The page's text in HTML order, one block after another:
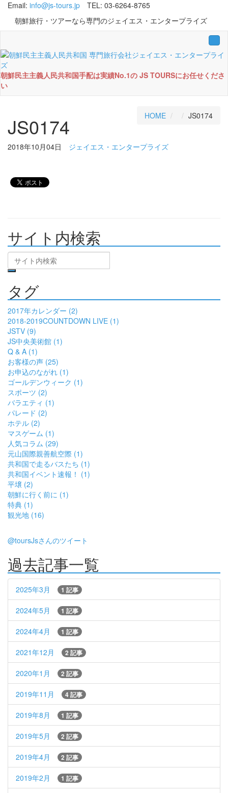
Email: info@js-tours.jp
TEL: 03-6264-8765
朝鮮旅行・ツアーなら専門のジェイエス・エンタープライズ
朝鮮民主主義人民共和国手配は実績No.1の JS TOURSにお任せくださ
い
JS0174 HOME JS0174
2018年10月04日 ジェイエス・エンタープライズ
サイト内検索
タグ
2017年カレンダー (2)
2018-2019COUNTDOWN LIVE (1)
JSTV (9)
JS中央美術館 (1)
Q & A (1)
お客様の声 (25)
お申込のながれ (1)
ゴールデンウィーク (1)
スポーツ (2)
バラエティ (1)
パレード (2)
ホテル (2)
マスゲーム (1)
人気コラム (29)
元山国際親善航空際 (1)
共和国で走るバスたち (1)
共和国イベント速報！ (1)
平壌 (2)
朝鮮に行く前に (1)
特典 (1)
観光地 (16)
@toursJsさんのツイート
過去記事一覧
2025年3月 1 記事
2024年5月 1 記事
2024年4月 1 記事
2021年12月 2 記事
2020年1月 2 記事
2019年11月 4 記事
2019年8月 1 記事
2019年5月 2 記事
2019年4月 2 記事
2019年2月 1 記事